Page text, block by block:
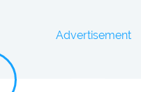
Advertisement